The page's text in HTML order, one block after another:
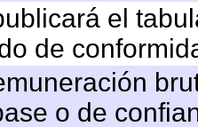
el
de
o de